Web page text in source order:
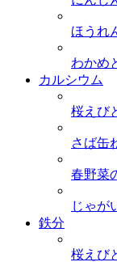
ほうれ
わかめ
カルシウム
桜えび
さば缶
春野菜
じゃが
鉄分
桜えび